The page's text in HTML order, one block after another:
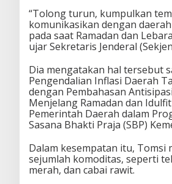
“Tolong turun, kumpulkan
komunikasikan dengan
pada saat Ramadan dan
ujar Sekretaris Jenderal
Dia mengatakan hal tersebut
Pengendalian Inflasi Daerah
dengan Pembahasan
Menjelang Ramadan dan
Pemerintah Daerah dalam
Sasana Bhakti Praja (SBP)
Dalam kesempatan itu,
sejumlah komoditas, seperti
merah, dan cabai rawit.